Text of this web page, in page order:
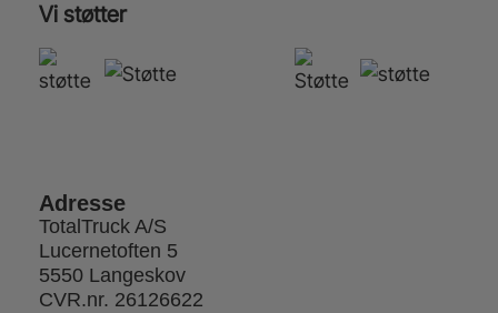
Vi støtter
Adresse
TotalTruck A/S
Lucernetoften 5
5550 Langeskov
CVR.nr. 26126622